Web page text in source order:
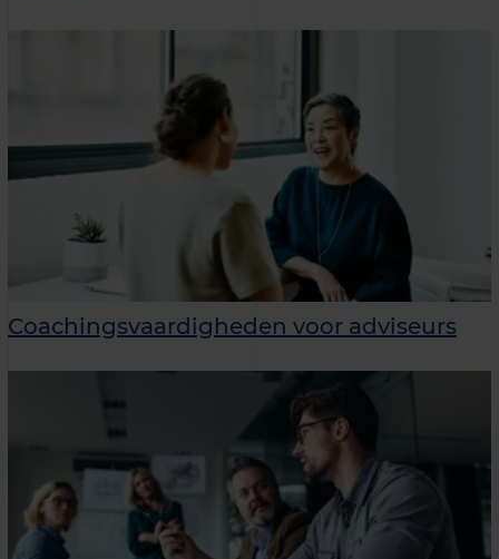
Coachingsvaardigheden voor adviseurs